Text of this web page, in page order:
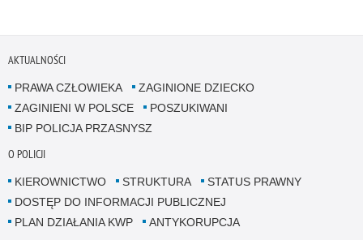
AKTUALNOŚCI
PRAWA CZŁOWIEKA
ZAGINIONE DZIECKO
ZAGINIENI W POLSCE
POSZUKIWANI
BIP POLICJA PRZASNYSZ
O POLICJI
KIEROWNICTWO STRUKTURA
STATUS PRAWNY
DOSTĘP DO INFORMACJI PUBLICZNEJ
PLAN DZIAŁANIA KWP
ANTYKORUPCJA